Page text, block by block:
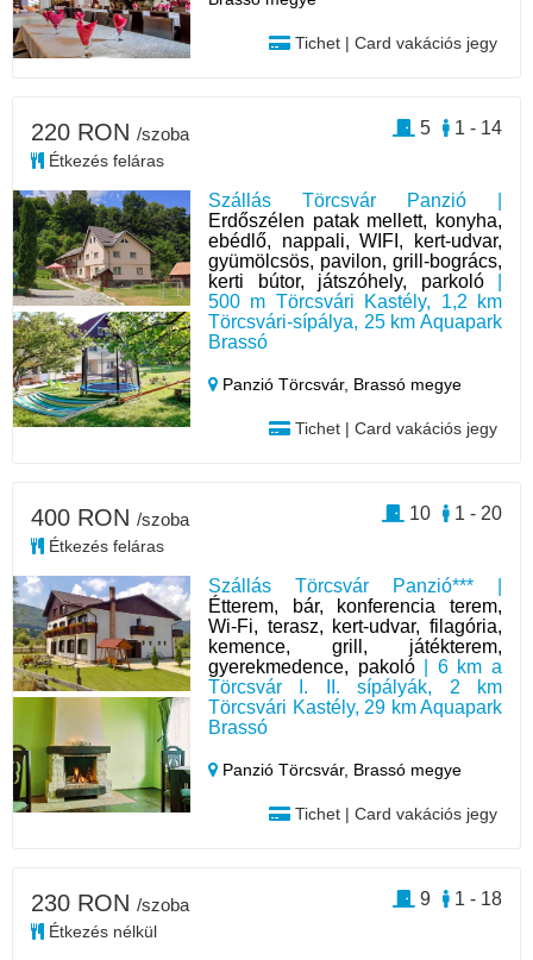
Tichet | Card vakációs jegy
Szállás Törcsvár Panzió |
Erdőszélen patak mellett, konyha,
ebédlő, nappali, WIFI, kert-udvar,
gyümölcsös, pavilon, grill-bogrács,
kerti bútor, játszóhely, parkoló|
500 m Törcsvári Kastély, 1,2 km
Törcsvári-sípálya, 25 km Aquapark
Brassó
Panzió Törcsvár, Brassó megye
Tichet | Card vakációs jegy
220 RON /szoba
Étkezés feláras
1 - 14
5
Szállás Törcsvár Panzió*** |
Étterem, bár, konferencia terem,
Wi-Fi, terasz, kert-udvar, filagória,
kemence, grill, játékterem,
gyerekmedence, pakoló| 6 km a
Törcsvár I. II. sípályák, 2 km
Törcsvári Kastély, 29 km Aquapark
Brassó
Panzió Törcsvár, Brassó megye
Tichet | Card vakációs jegy
400 RON /szoba
Étkezés feláras
1 - 20
10
230 RON /szoba
Étkezés nélkül
1 - 18
9